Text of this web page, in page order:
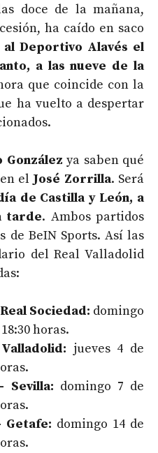
doce de la mañana,
ha caído en saco
al Deportivo Alavés el
a las nueve de la
que coincide con la
ha vuelto a despertar
González ya saben qué
en el José Zorrilla. Será
de Castilla y León, a
tarde. Ambos partidos
de BeIN Sports. Así las
del Real Valladolid
Sociedad: domingo
horas.
jueves 4 de
Sevilla: domingo 7 de
Getafe: domingo 14 de